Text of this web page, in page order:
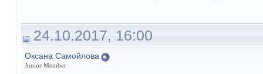
24.10.2017, 16:00
Оксана Самойлова
Junior Member